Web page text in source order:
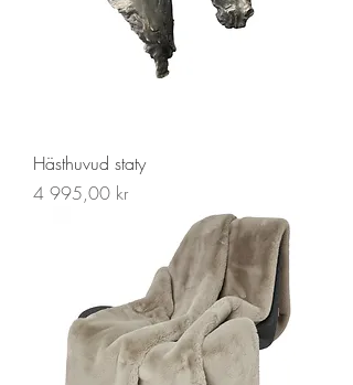
Hästhuvud staty
Pris
4 995,00 kr